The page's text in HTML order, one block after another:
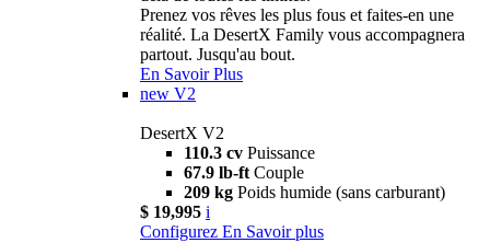
Prenez vos rêves les plus fous et faites-en une
réalité. La DesertX Family vous accompagnera
partout. Jusqu'au bout.
En Savoir Plus
new V2
DesertX V2
110.3 cv Puissance
67.9 lb-ft Couple
209 kg Poids humide (sans carburant)
$ 19,995 i
Configurez En Savoir plus